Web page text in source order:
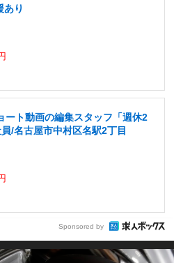
あり
ート動画の編集スタッフ「週休2
/名古屋市中村区名駅2丁目
Sponsored by